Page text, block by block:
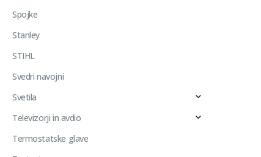
Spojke
Stanley
STIHL
Svedri navojni
Svetila
Televizorji in avdio
Termostatske glave